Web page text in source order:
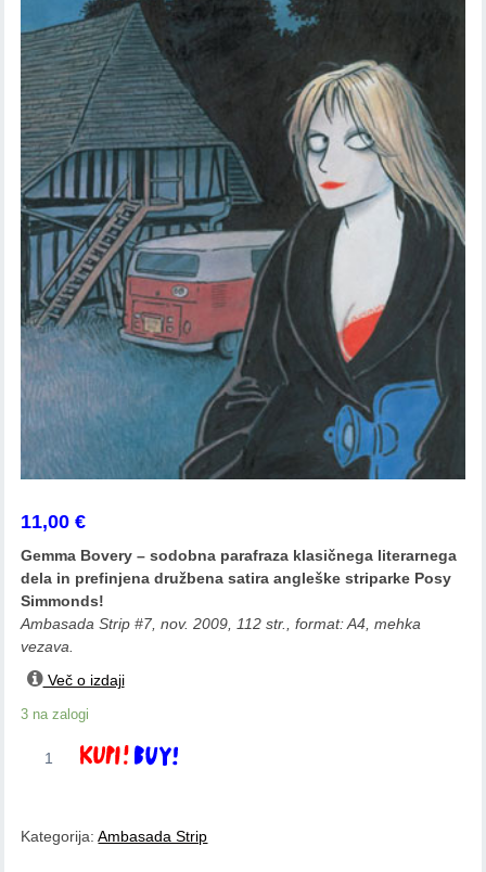
11,00€
Gemma Bovery – sodobna parafraza klasičnega literarnega
dela in prefinjena družbena satira angleške striparke Posy
Simmonds!
Ambasada Strip #7, nov. 2009, 112 str., format: A4, mehka
vezava.
Več o izdaji
3 na zalogi
Simmonds:
količina
Dodaj v košarico
Kategorija:Ambasada Strip